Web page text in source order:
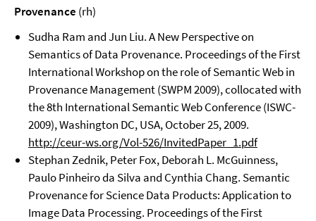
Provenance (rh)
Sudha Ram and Jun Liu. A New Perspective on
Semantics of Data Provenance. Proceedings of the First
International Workshop on the role of Semantic Web in
Provenance Management (SWPM 2009), collocated with
the 8th International Semantic Web Conference (ISWC-
2009), Washington DC, USA, October 25, 2009.
http://ceur-ws.org/Vol-526/InvitedPaper_1.pdf
Stephan Zednik, Peter Fox, Deborah L. McGuinness,
Paulo Pinheiro da Silva and Cynthia Chang. Semantic
Provenance for Science Data Products: Application to
Image Data Processing. Proceedings of the First